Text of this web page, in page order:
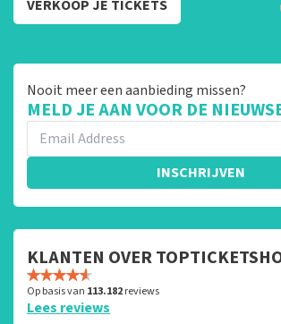
VERKOOP JE TICKETS
Nooit meer een aanbieding missen?
MELD JE AAN VOOR DE
INSCHRIJVEN
KLANTEN OVER
Op basis van 113.182reviews
Lees reviews